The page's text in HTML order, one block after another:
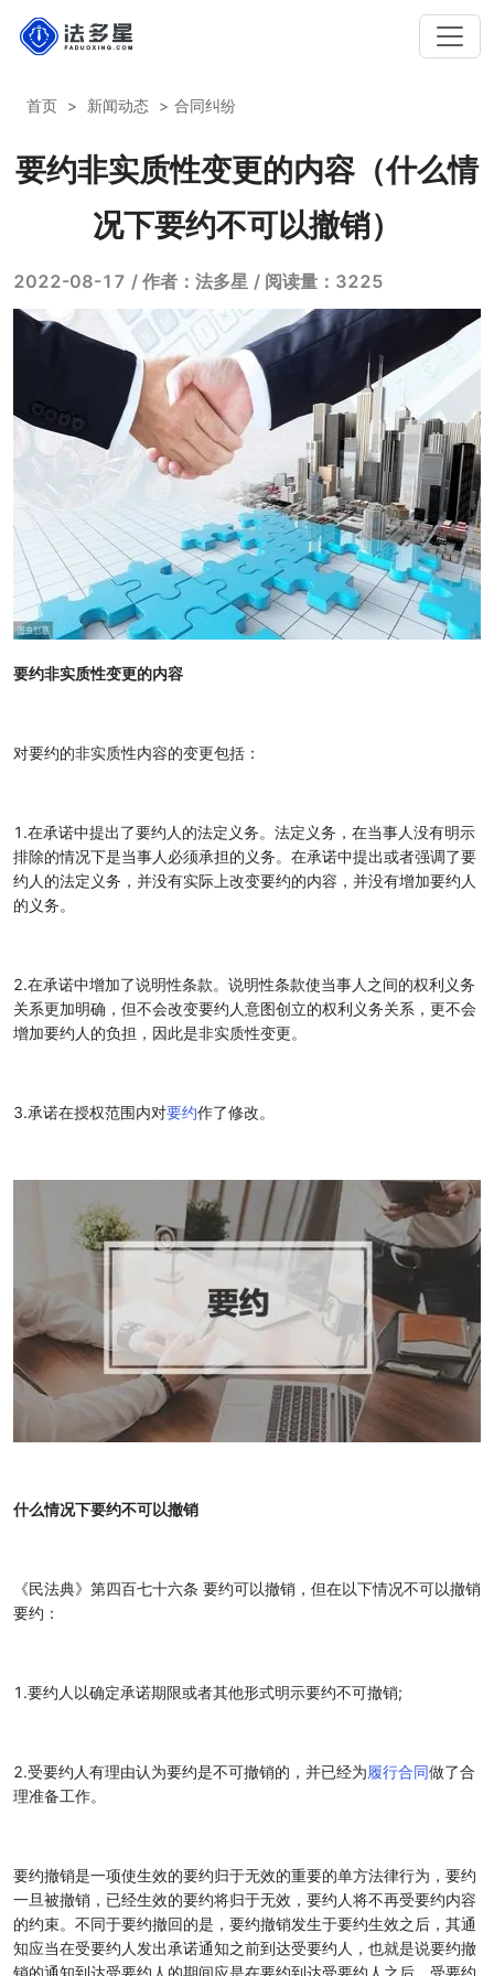
首页 新闻动态 合同纠纷
要约非实质性变更的内容（什么情
况下要约不可以撤销）
2022-08-17 / 作者：法多星 / 阅读量：3225
要约非实质性变更的内容
对要约的非实质性内容的变更包括：
1.在承诺中提出了要约人的法定义务。法定义务，在当事人没有明示
排除的情况下是当事人必须承担的义务。在承诺中提出或者强调了要
约人的法定义务，并没有实际上改变要约的内容，并没有增加要约人
的义务。
2.在承诺中增加了说明性条款。说明性条款使当事人之间的权利义务
关系更加明确，但不会改变要约人意图创立的权利义务关系，更不会
增加要约人的负担，因此是非实质性变更。
3.承诺在授权范围内对要约作了修改。
什么情况下要约不可以撤销
《民法典》第四百七十六条 要约可以撤销，但在以下情况不可以撤销
要约：
1.要约人以确定承诺期限或者其他形式明示要约不可撤销;
2.受要约人有理由认为要约是不可撤销的，并已经为履行合同做了合
理准备工作。
要约撤销是一项使生效的要约归于无效的重要的单方法律行为，要约
一旦被撤销，已经生效的要约将归于无效，要约人将不再受要约内容
的约束。不同于要约撤回的是，要约撤销发生于要约生效之后，其通
知应当在受要约人发出承诺通知之前到达受要约人，也就是说要约撤